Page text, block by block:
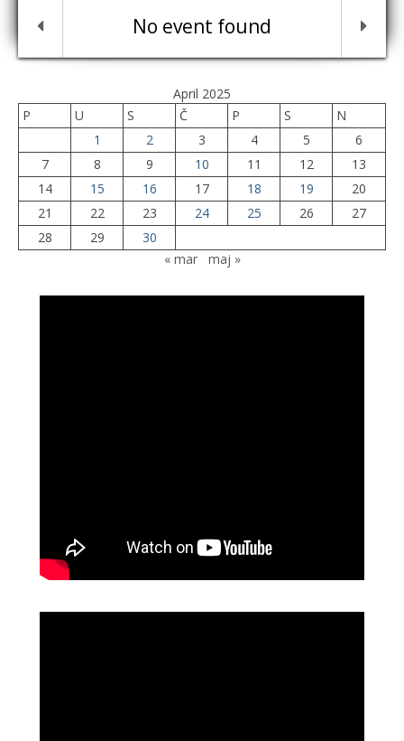
No event found
April 2025
P
U S Č P S
N
1
2 3 4 5
6
7
8 9 10 11 12
13
14
15 16 17 18 19
20
21
22 23 24 25 26
27
28
29
30
« mar
maj »